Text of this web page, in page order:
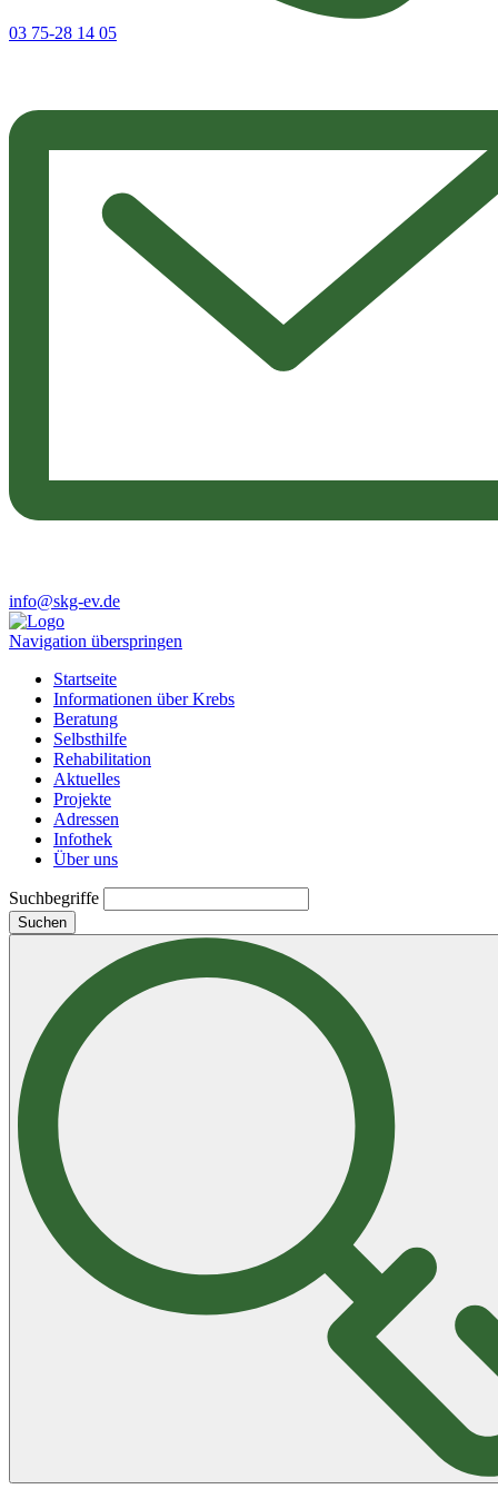
03 75-28 14 05
info@skg-ev.de
Navigation überspringen
Startseite
Informationen über Krebs
Beratung
Selbsthilfe
Rehabilitation
Aktuelles
Projekte
Adressen
Infothek
Über uns
Suchbegriffe
Suchen